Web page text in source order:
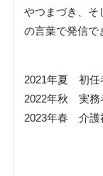
やつまづき、そ
の言葉で発信で
2021年夏 初任
2022年秋 実務
2023年春 介護